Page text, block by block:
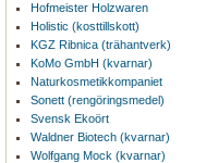
Hofmeister Holzwaren
Holistic (kosttillskott)
KGZ Ribnica (trähantverk)
KoMo GmbH (kvarnar)
Naturkosmetikkompaniet
Sonett (rengöringsmedel)
Svensk Ekoört
Waldner Biotech (kvarnar)
Wolfgang Mock (kvarnar)